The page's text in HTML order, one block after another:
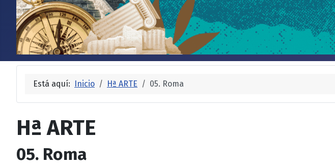
Está aquí: Inicio Hª ARTE 05. Roma
Hª ARTE
05. Roma